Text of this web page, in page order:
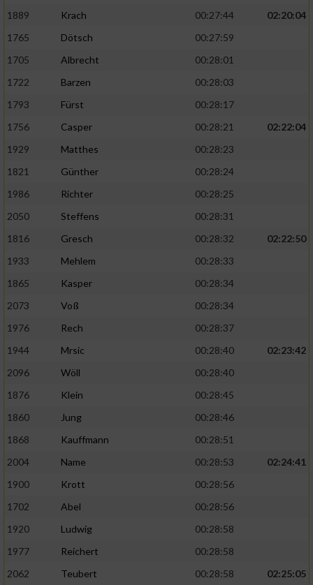
1889
Krach 00:27:44
02:20:04
1765
Dötsch
00:27:59
1705
Albrecht
00:28:01
1722
Barzen
00:28:03
1793
Fürst
00:28:17
1756
Casper 00:28:21
02:22:04
1929
Matthes
00:28:23
1821
Günther
00:28:24
1986
Richter
00:28:25
2050
Steffens
00:28:31
1816
Gresch 00:28:32
02:22:50
1933
Mehlem
00:28:33
1865
Kasper
00:28:34
2073
Voß
00:28:34
1976
Rech
00:28:37
1944
Mrsic 00:28:40
02:23:42
2096
Wöll
00:28:40
1876
Klein
00:28:45
1860
Jung
00:28:46
1868
Kauffmann
00:28:51
2004
Name 00:28:53
02:24:41
1900
Krott
00:28:56
1702
Abel
00:28:56
1920
Ludwig
00:28:58
1977
Reichert
00:28:58
2062
Teubert 00:28:58
02:25:05